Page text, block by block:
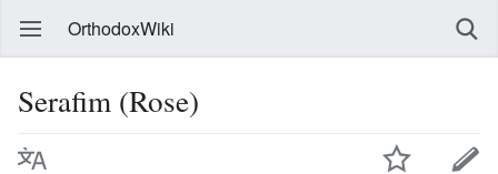
OrthodoxWiki
Serafim (Rose)